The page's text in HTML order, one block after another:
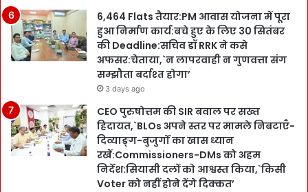
6,464 Flats तैयार:PM आवास योजना में पूरा
हुआ निर्माण कार्य:बचे हुए के लिए 30 सितंबर
की Deadline:सचिव डॉ RRK ने कसे
अफसर:चेताया,`न लापरवाही न गुणवत्ता संग
सम्झौता बर्दाश्त होगा’
3 days ago
CEO पुरुषोत्तम की SIR बवाल पर सख्त
हिदायत,`BLOs अपने स्तर पर मामले निबटाएँ-
दिव्याङ्ग-बुजुर्गों का खास ध्यान
रखें:Commissioners-DMs को अहम
निर्देश:सियासी दलों को आश्वस्त किया,`किसी
Voter को नहीं होने देंगे दिक्कत’